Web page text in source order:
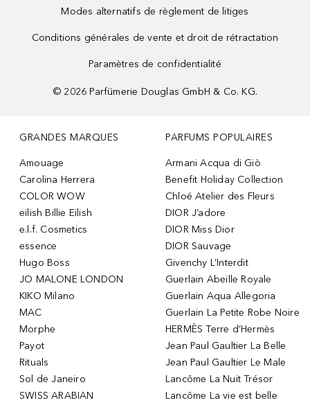
Modes alternatifs de règlement de litiges
Conditions générales de vente et droit de rétractation
Paramètres de confidentialité
© 2026 Parfümerie Douglas GmbH & Co. KG.
GRANDES MARQUES
Amouage
Carolina Herrera
COLOR WOW
eilish Billie Eilish
e.l.f. Cosmetics
essence
Hugo Boss
JO MALONE LONDON
KIKO Milano
MAC
Morphe
Payot
Rituals
Sol de Janeiro
SWISS ARABIAN
PARFUMS POPULAIRES
Armani Acqua di Giò
Benefit Holiday Collection
Chloé Atelier des Fleurs
DIOR J’adore
DIOR Miss Dior
DIOR Sauvage
Givenchy L’Interdit
Guerlain Abeille Royale
Guerlain Aqua Allegoria
Guerlain La Petite Robe Noire
HERMÈS Terre d’Hermès
Jean Paul Gaultier La Belle
Jean Paul Gaultier Le Male
Lancôme La Nuit Trésor
Lancôme La vie est belle